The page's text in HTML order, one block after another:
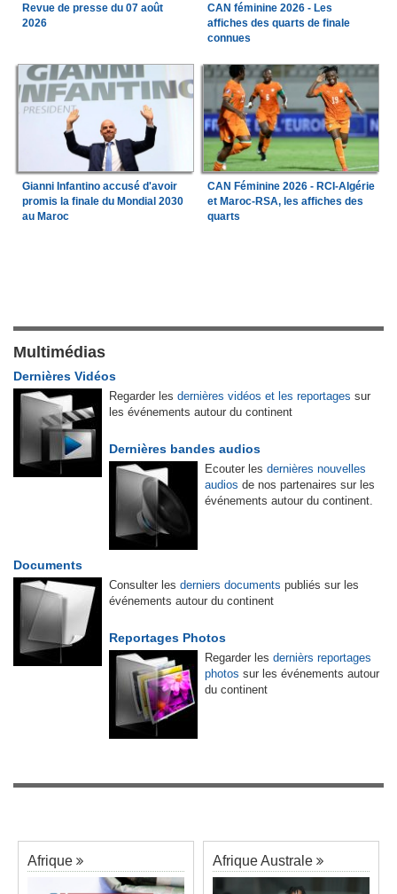
Revue de presse du 07 août
2026
CAN féminine 2026 - Les
affiches des quarts de finale
connues
Gianni Infantino accusé d'avoir
promis la finale du Mondial 2030
au Maroc
CAN Féminine 2026 - RCI-Algérie
et Maroc-RSA, les affiches des
quarts
Multimédias
Dernières Vidéos
Regarder les dernières vidéos et les reportages sur
les événements autour du continent
Dernières bandes audios
Ecouter les dernières nouvelles
audios de nos partenaires sur les
événements autour du continent.
Documents
Consulter les derniers documents publiés sur les
événements autour du continent
Reportages Photos
Regarder les dernièrs reportages
photos sur les événements autour
du continent
Afrique Afrique Australe